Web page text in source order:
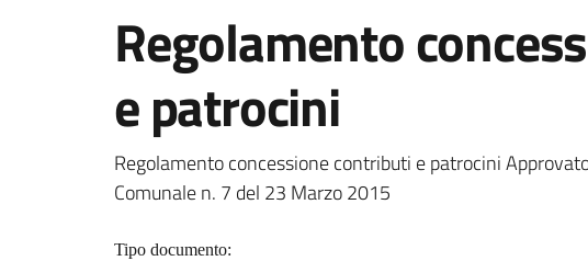
Regolamento
e patrocini
Dettagli del documento
Regolamento concessione contributi e patrocini
Comunale n. 7 del 23 Marzo 2015
Tipo documento: